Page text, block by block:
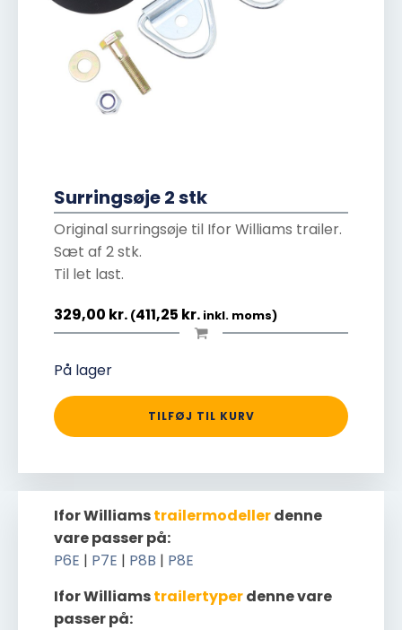
Surringsøje 2 stk
Original surringsøje til Ifor Williams trailer.
Sæt af 2 stk.
Til let last.
329,00 kr. (411,25 kr. inkl. moms)
På lager
TILFØJ TIL KURV
Ifor Williamstrailertyperdenne vare
passer på:
Ifor Williamstrailermodellerdenne
vare passer på:
P6E | P7E | P8B | P8E